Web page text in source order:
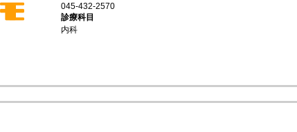
045-432-2570
診療科目
内科